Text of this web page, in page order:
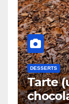
DESSERTS
Tarte